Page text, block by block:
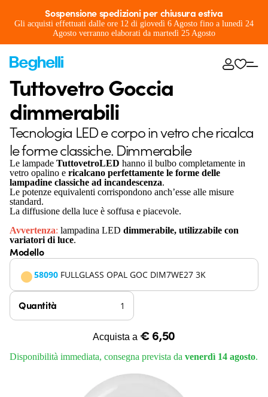
Sospensione spedizioni per chiusura estiva
Gli acquisti effettuati dalle ore 12 di giovedì 6 Agosto fino a lunedì 24
Agosto verranno elaborati da martedì 25 Agosto
Tuttovetro Goccia
dimmerabili
Tecnologia LED e corpo in vetro che ricalca
le forme classiche. Dimmerabile
Le lampade TuttovetroLED hanno il bulbo completamente in
vetro opalino e ricalcano perfettamente le forme delle
lampadine classiche ad incandescenza.
Le potenze equivalenti corrispondono anch’esse alle misure
standard.
La diffusione della luce è soffusa e piacevole.
Avvertenza: lampadina LED dimmerabile, utilizzabile con
variatori di luce.
Modello
58090 FULLGLASS OPAL GOC DIM7WE27 3K
Quantità
Acquista a € 6,50
Disponibilità immediata, consegna prevista da venerdì 14 agosto.